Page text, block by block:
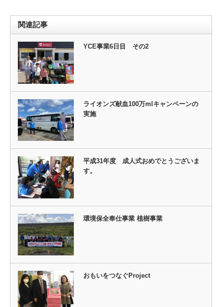
関連記事
YCE事業6日目 その2
ライオンズ献血100万mlキャンペーンの
実施
平成31年度 成人式おめでとうございま
す。
環境保全奉仕事業 植樹事業
おもいをつなぐProject